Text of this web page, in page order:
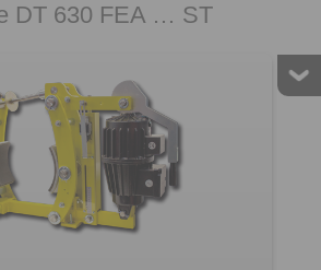
DT 630 FEA … ST